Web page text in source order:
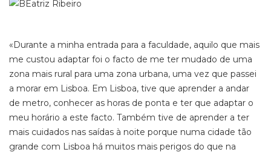
«Durante a minha entrada para a faculdade, aquilo que mais
me custou adaptar foi o facto de me ter mudado de uma
zona mais rural para uma zona urbana, uma vez que passei
a morar em Lisboa. Em Lisboa, tive que aprender a andar
de metro, conhecer as horas de ponta e ter que adaptar o
meu horário a este facto. Também tive de aprender a ter
mais cuidados nas saídas à noite porque numa cidade tão
grande com Lisboa há muitos mais perigos do que na